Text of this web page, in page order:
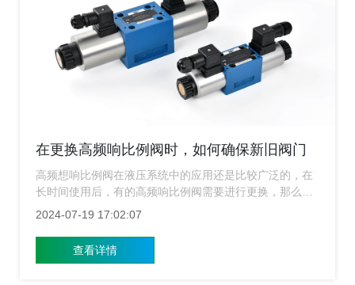
在更换高频响比例阀时，如何确保新旧阀门
的无缝对接？
高频想响比例阀在液压系统中的应用还是比较广泛的，在
长时间使用后，有的高频响比例阀需要进行更换，那么在
更换高频响比例阀的时候，要怎么样才能够保证新旧阀门
高频响比例阀的小编就来给大家简单的介绍一下，希望能
够帮助到广大用户。
2024-07-19 17:02:07
查看详情